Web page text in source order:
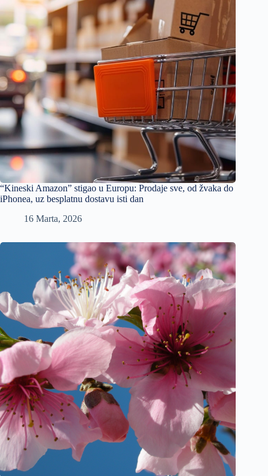
“Kineski Amazon” stigao u Europu: Prodaje sve, od žvaka do
iPhonea, uz besplatnu dostavu isti dan
16 Marta, 2026